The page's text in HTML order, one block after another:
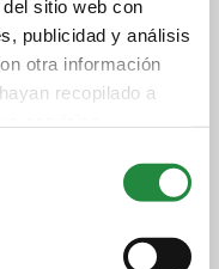
sitio web con
publicidad y análisis
otra información
recopilado a